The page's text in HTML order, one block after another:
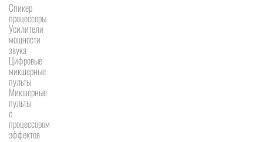
Спикер
процессоры
Усилители
мощности
звука
Цифровые
микшерные
пульты
Микшерные
пульты
с
процессором
эффектов